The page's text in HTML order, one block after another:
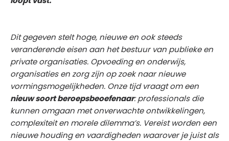
Dit gegeven stelt hoge, nieuwe en ook steeds
veranderende eisen aan het bestuur van publieke en
private organisaties. Opvoeding en onderwijs,
organisaties en zorg zijn op zoek naar nieuwe
vormingsmogelijkheden. Onze tijd vraagt om een
nieuw soort beroepsbeoefenaar: professionals die
kunnen omgaan met onver­wachte ontwikkelingen,
complexiteit en morele dilemma’s. Vereist worden een
nieuwe houding en vaardigheden waarover je juist als